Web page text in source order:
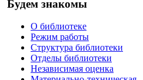
Будем знакомы
О библиотеке
Режим работы
Структура библиотеки
Отделы библиотеки
Независимая оценка